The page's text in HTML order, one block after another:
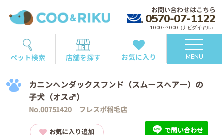
お問い合わせはこちら
0570-07-1122
10:00～20:00（ナビダイヤル）
ペット検索 店舗を探す お気に入り MENU
カニンヘンダックスフンド（スムースヘアー）の
子犬（オス♂）
No.00751420 フレスポ稲毛店
お気に入り追加 で問い合わせ